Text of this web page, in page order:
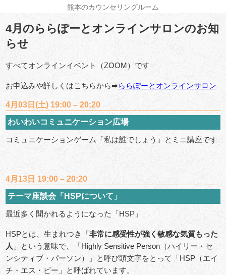
熊本のカウンセリングルーム
4月のららぽーとオンラインサロンのお知
らせ
すべてオンラインイベント（ZOOM）です
お申込みや詳しくはこちらから➡ららぽーとオンラインサロン
4月03日(土) 19:00 – 20:20
わいわいコミュニケーション広場
コミュニケーションゲーム「私は誰でしょう」とミニ講座です
4月13日 19:00 – 20:20
テーマ座談会「HSPについて」
最近多く聞かれるようになった「HSP」
HSPとは、生まれつき「非常に感受性が強く敏感な気質もった
人 」という意味で、「Highly Sensitive Person（ハイリー・セ
ンシティブ・パーソン）」と呼び頭文字をとって「HSP（エイ
チ・エス・ピー」と呼ばれています。